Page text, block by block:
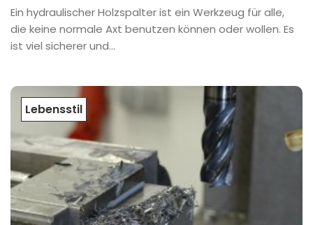
Ein hydraulischer Holzspalter ist ein Werkzeug für alle,
die keine normale Axt benutzen können oder wollen. Es
ist viel sicherer und...
Lebensstil